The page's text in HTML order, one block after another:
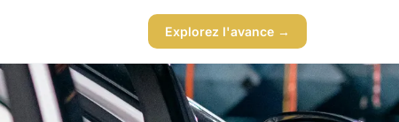
Explorez l'avance →